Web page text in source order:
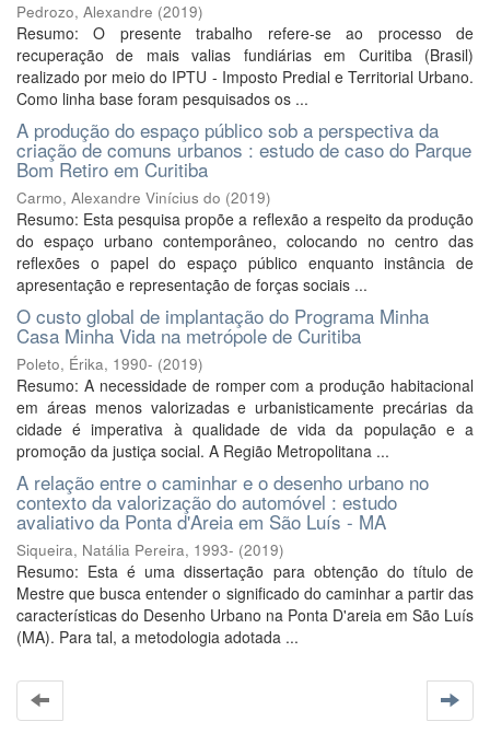
Pedrozo, Alexandre (2019)
Resumo: O presente trabalho refere-se ao processo de
recuperação de mais valias fundiárias em Curitiba (Brasil)
realizado por meio do IPTU - Imposto Predial e Territorial Urbano.
Como linha base foram pesquisados os ...
A produção do espaço público sob a perspectiva da
criação de comuns urbanos : estudo de caso do Parque
Bom Retiro em Curitiba
Carmo, Alexandre Vinícius do (2019)
Resumo: Esta pesquisa propõe a reflexão a respeito da produção
do espaço urbano contemporâneo, colocando no centro das
reflexões o papel do espaço público enquanto instância de
apresentação e representação de forças sociais ...
O custo global de implantação do Programa Minha
Casa Minha Vida na metrópole de Curitiba
Poleto, Érika, 1990- (2019)
Resumo: A necessidade de romper com a produção habitacional
em áreas menos valorizadas e urbanisticamente precárias da
cidade é imperativa à qualidade de vida da população e a
promoção da justiça social. A Região Metropolitana ...
A relação entre o caminhar e o desenho urbano no
contexto da valorização do automóvel : estudo
avaliativo da Ponta d'Areia em São Luís - MA
Siqueira, Natália Pereira, 1993- (2019)
Resumo: Esta é uma dissertação para obtenção do título de
Mestre que busca entender o significado do caminhar a partir das
características do Desenho Urbano na Ponta D'areia em São Luís
(MA). Para tal, a metodologia adotada ...